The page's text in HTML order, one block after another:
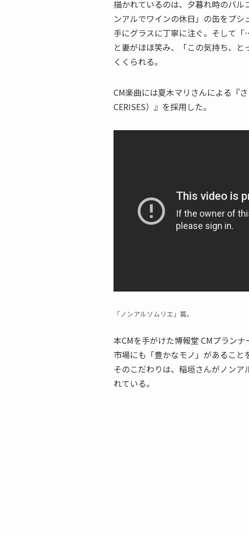
描かれているのは、夕暮れ時のバル
ンアルでワインの休日」の缶をプ
手にグラスに丁寧に注ぐ。そして
と妻がほほ笑み、「この気持ち、
くくられる。
CM楽曲には夏木マリさんによる『
CERISES）』を採用した。
「ノンアルソムリエ」篇。
本CMを手がけた博報堂 CMプラン
市場にも「豊かなモノ」があること
そのこだわりは、稲垣さんがノン
れている。